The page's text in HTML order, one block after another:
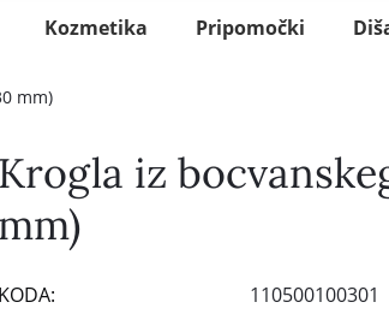
Kozmetika Pripomočki
mm)
Krogla iz
mm)
KODA: 110500100301